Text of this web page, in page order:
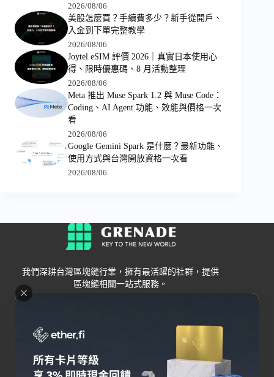
2026/08/06
美股怎麼買？手續費多少？新手從開戶、
入金到下單完整教學
2026/08/06
Joytel eSIM 評價 2026｜真實日本使用心
得、限時優惠碼、8 月活動整理
2026/08/06
Meta 推出 Muse Spark 1.2 與 Muse Code：
Coding、AI Agent 功能、效能與價格一次
看
2026/08/06
Google Gemini Spark 是什麼？最新功能、
使用方式與台灣開放資格一次看
2026/08/06
我們深耕台灣區塊鏈行業，擁有最活躍的社群，提供
區塊鏈相關一站式服務。
Grenade
關於我們
聯絡我們
錢包
交易所
Bybit